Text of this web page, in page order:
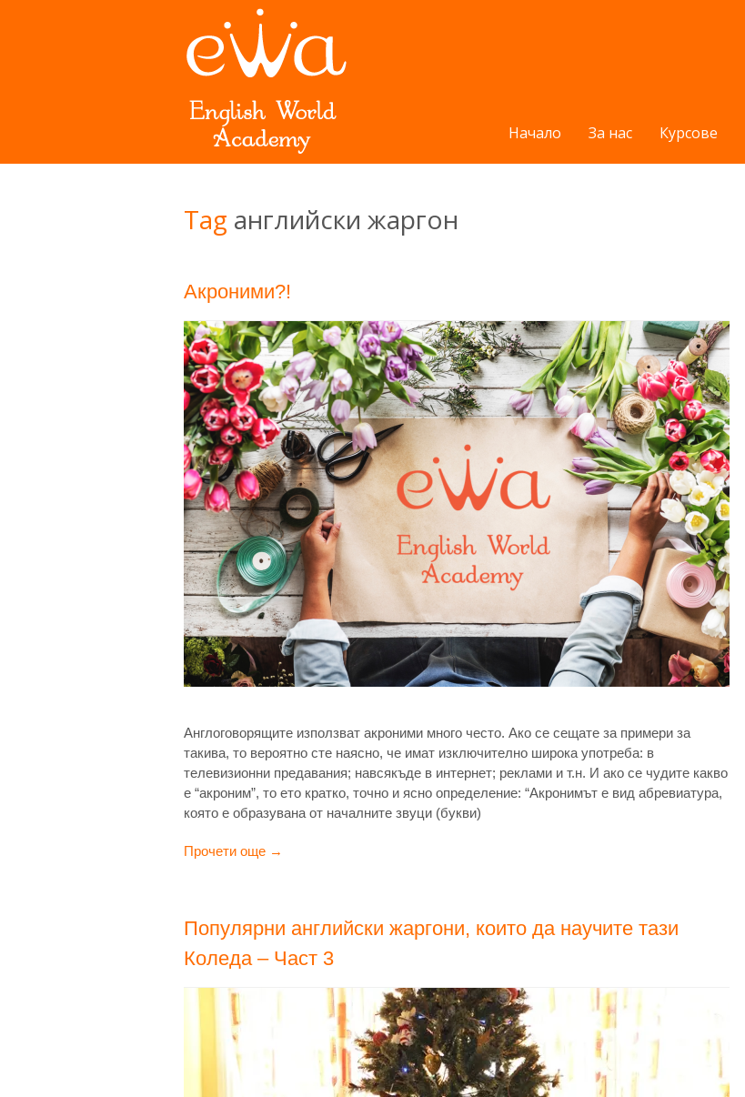
Начало За нас Курсове
Tag английски жаргон
Акроними?!
Англоговорящите използват акроними много често. Ако се сещате за примери за
такива, то вероятно сте наясно, че имат изключително широка употреба: в
телевизионни предавания; навсякъде в интернет; реклами и т.н. И ако се чудите какво
е “акроним”, то ето кратко, точно и ясно определение: “Акронимът е вид абревиатура,
която е образувана от началните звуци (букви)
Прочети още →
Популярни английски жаргони, които да научите тази
Коледа – Част 3